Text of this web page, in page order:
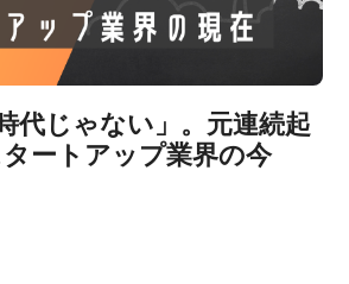
代じゃない」。元連続起
ートアップ業界の今